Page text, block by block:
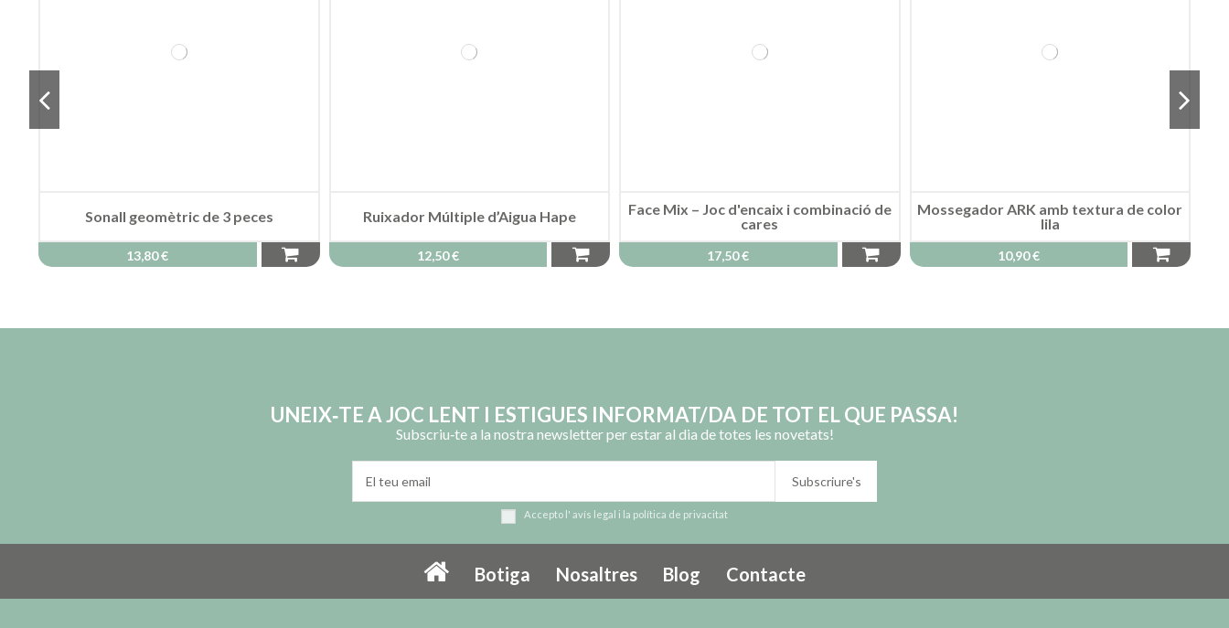
Sonall geomètric de 3 peces
13,80 €
Ruixador Múltiple d’Aigua Hape
12,50 €
Face Mix – Joc d'encaix i combinació de
cares
17,50 €
Mossegador ARK amb textura de color
lila
10,90 €
UNEIX‑TE A JOC LENT I ESTIGUES INFORMAT/DA DE TOT EL QUE PASSA!
Subscriu‑te a la nostra newsletter per estar al dia de totes les novetats!
Accepto l' avís legal i la política de privacitat
Botiga Nosaltres Blog Contacte